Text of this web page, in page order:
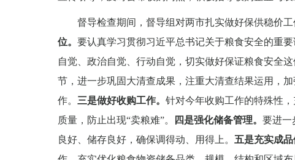
督导检查期间，督导组对两市扎实做好保供稳价
位。 要认真学习贯彻习近平总书记关于粮食安全的重
自觉、政治自觉、行动自觉，切实做好保证粮食安全这
节，进一步巩固大清查成果，注重大清查结果运用，
作。 三是做好收购工作。 针对今年收购工作的特殊性
质量，防止出现“卖粮难”。
四是强化储备管理。 要进一
良好、储存良好，确保调得动、用得上。 五是充实成品